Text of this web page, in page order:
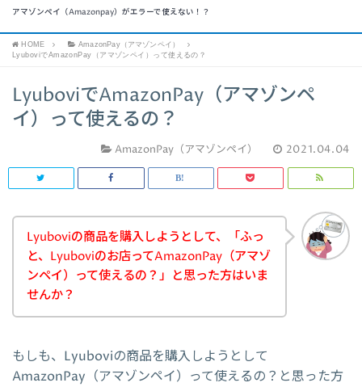
アマゾンペイ（Amazonpay）がエラーで使えない！？
HOME
AmazonPay（アマゾンペイ）
LyuboviでAmazonPay（アマゾンペイ）って使えるの？
LyuboviでAmazonPay（アマゾンペ
イ）って使えるの？
AmazonPay（アマゾンペイ） 2021.04.04
Lyuboviの商品を購入しようとして、「ふっ
と、Lyuboviのお店ってAmazonPay（アマゾ
ンペイ）って使えるの？」と思った方はいま
せんか？
もしも、Lyuboviの商品を購入しようとして
AmazonPay（アマゾンペイ）って使えるの？と思った方